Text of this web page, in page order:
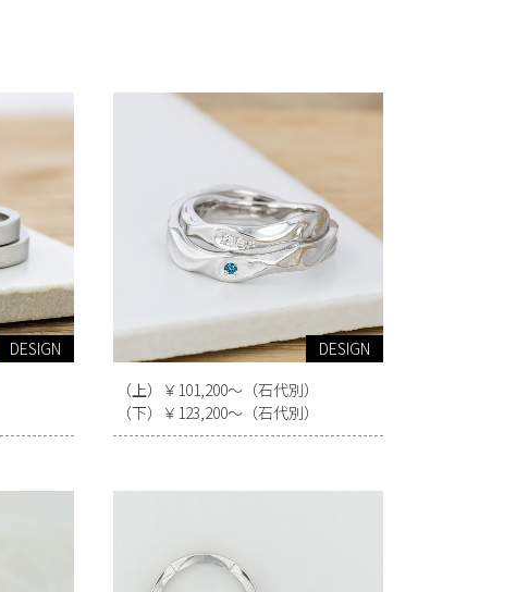
DESIGN
DESIGN
（上）￥101,200～（石代別）
（下）￥123,200～（石代別）